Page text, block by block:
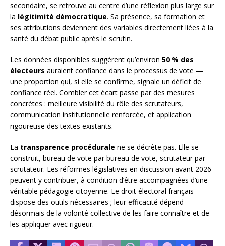
secondaire, se retrouve au centre d’une réflexion plus large sur
la légitimité démocratique. Sa présence, sa formation et
ses attributions deviennent des variables directement liées à la
santé du débat public après le scrutin.
Les données disponibles suggèrent qu’environ 50 % des
électeurs auraient confiance dans le processus de vote —
une proportion qui, si elle se confirme, signale un déficit de
confiance réel. Combler cet écart passe par des mesures
concrètes : meilleure visibilité du rôle des scrutateurs,
communication institutionnelle renforcée, et application
rigoureuse des textes existants.
La transparence procédurale ne se décrète pas. Elle se
construit, bureau de vote par bureau de vote, scrutateur par
scrutateur. Les réformes législatives en discussion avant 2026
peuvent y contribuer, à condition d’être accompagnées d’une
véritable pédagogie citoyenne. Le droit électoral français
dispose des outils nécessaires ; leur efficacité dépend
désormais de la volonté collective de les faire connaître et de
les appliquer avec rigueur.